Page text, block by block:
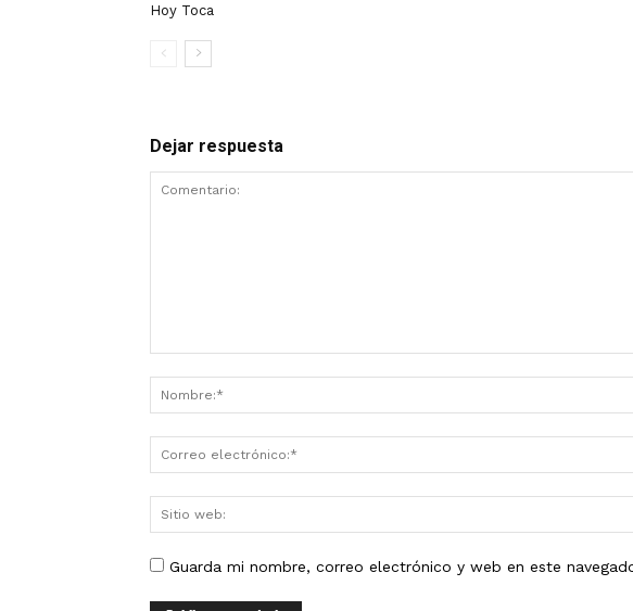
Hoy Toca
Dejar respuesta
Guarda mi nombre, correo electrónico y web en este